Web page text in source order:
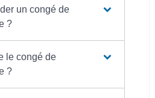
un congé de
?
le congé de
?